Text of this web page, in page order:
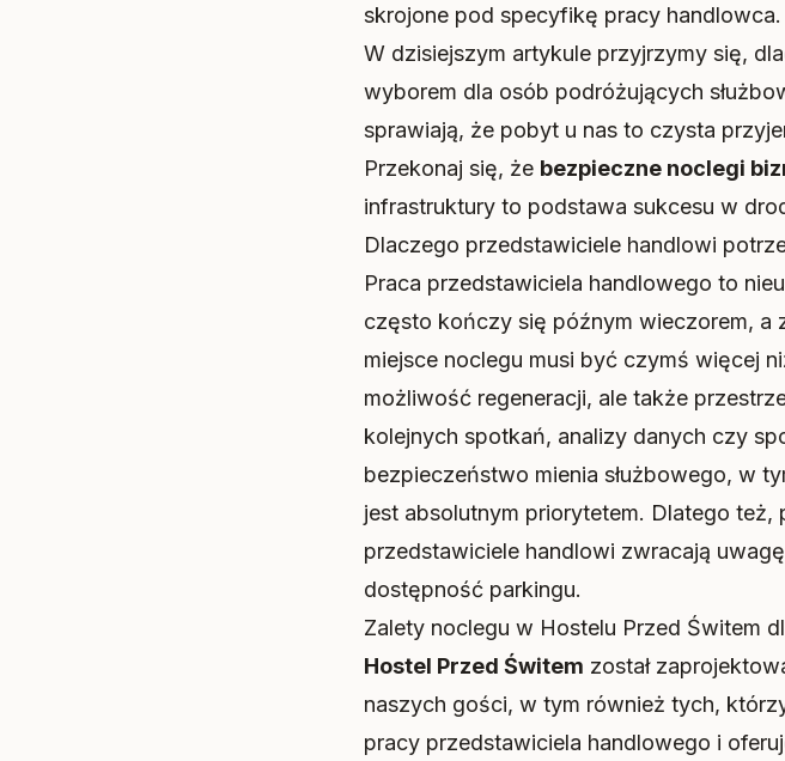
skrojone pod specyfikę pracy handlowca.
W dzisiejszym artykule przyjrzymy się,
wyborem dla osób podróżujących
sprawiają, że pobyt u nas to czysta
Przekonaj się, że bezpieczne noclegi
infrastruktury to podstawa sukcesu w
Dlaczego przedstawiciele handlowi
Praca przedstawiciela handlowego to
często kończy się późnym wieczorem, a
miejsce noclegu musi być czymś więcej
możliwość regeneracji, ale także
kolejnych spotkań, analizy danych czy
bezpieczeństwo mienia służbowego, w
jest absolutnym priorytetem. Dlatego też,
przedstawiciele handlowi zwracają
dostępność parkingu.
Zalety noclegu w Hostelu Przed Świtem
Hostel Przed Świtem został
naszych gości, w tym również tych,
pracy przedstawiciela handlowego i